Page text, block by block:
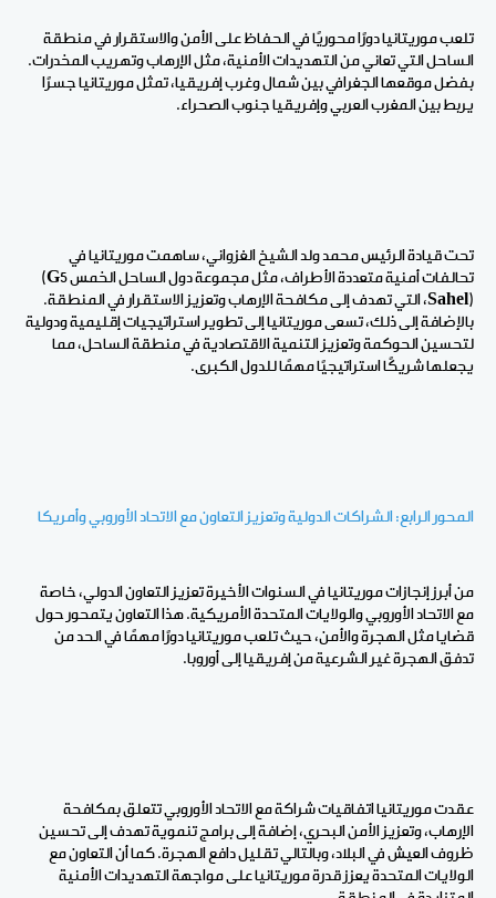
تلعب موريتانيا دورًا محوريًا في الحفاظ على الأمن والاستقرار في منطقة
الساحل التي تعاني من التهديدات الأمنية، مثل الإرهاب وتهريب المخدرات.
بفضل موقعها الجغرافي بين شمال وغرب إفريقيا، تمثل موريتانيا جسرًا
يربط بين المغرب العربي وإفريقيا جنوب الصحراء.
تحت قيادة الرئيس محمد ولد الشيخ الغزواني، ساهمت موريتانيا في
تحالفات أمنية متعددة الأطراف، مثل مجموعة دول الساحل الخمس(G5
Sahel)، التي تهدف إلى مكافحة الإرهاب وتعزيز الاستقرار في المنطقة.
بالإضافة إلى ذلك، تسعى موريتانيا إلى تطوير استراتيجيات إقليمية ودولية
لتحسين الحوكمة وتعزيز التنمية الاقتصادية في منطقة الساحل، مما
يجعلها شريكًا استراتيجيًا مهمًا للدول الكبرى.
المحور الرابع: الشراكات الدولية وتعزيز التعاون مع الاتحاد الأوروبي وأمريكا
من أبرز إنجازات موريتانيا في السنوات الأخيرة تعزيز التعاون الدولي، خاصة
مع الاتحاد الأوروبي والولايات المتحدة الأمريكية. هذا التعاون يتمحور حول
قضايا مثل الهجرة والأمن، حيث تلعب موريتانيا دورًا مهمًا في الحد من
تدفق الهجرة غير الشرعية من إفريقيا إلى أوروبا.
عقدت موريتانيا اتفاقيات شراكة مع الاتحاد الأوروبي تتعلق بمكافحة
الإرهاب، وتعزيز الأمن البحري، إضافة إلى برامج تنموية تهدف إلى تحسين
ظروف العيش في البلاد، وبالتالي تقليل دافع الهجرة. كما أن التعاون مع
الولايات المتحدة يعزز قدرة موريتانيا على مواجهة التهديدات الأمنية